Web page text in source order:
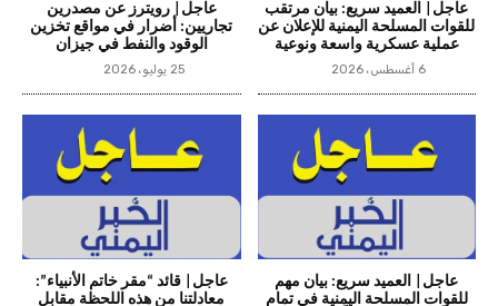
عاجل| العميد سريع: بيان مرتقب
للقوات المسلحة اليمنية للإعلان عن
عملية عسكرية واسعة ونوعية
6 أغسطس، 2026
عاجل| رويترز عن مصدرين
تجاريين: أضرار في مواقع تخزين
الوقود والنفط في جيزان
25 يوليو، 2026
عاجل| العميد سريع: بيان مهم
للقوات المسلحة اليمنية في تمام
عاجل| قائد “مقر خاتم الأنبياء”:
معادلتنا من هذه اللحظة مقابل